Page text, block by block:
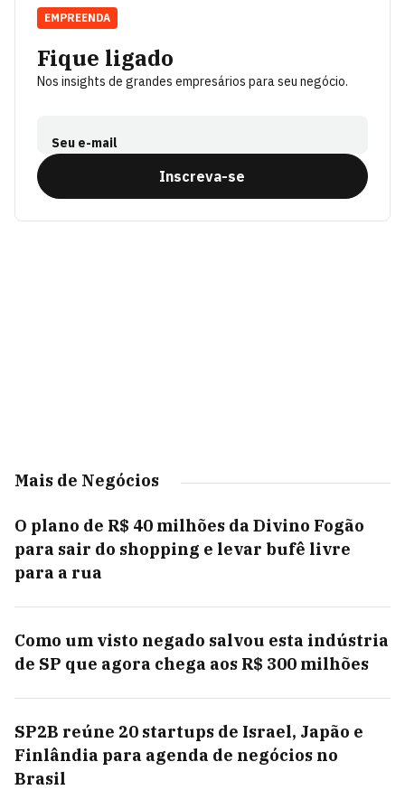
Fique ligado
Nos insights de grandes empresários para seu negócio.
Seu e-mail
Inscreva-se
EMPREENDA
Mais de Negócios
O plano de R$ 40 milhões da Divino Fogão
para sair do shopping e levar bufê livre
para a rua
Como um visto negado salvou esta indústria
de SP que agora chega aos R$ 300 milhões
SP2B reúne 20 startups de Israel, Japão e
Finlândia para agenda de negócios no
Brasil